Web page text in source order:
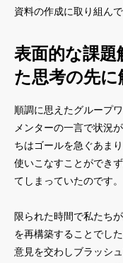
資料の作成に取り組んで
表面的な課
た思考の先
順調に思えたグループ
メンターの一言で状況
ちはゴールを急ぐあま
使いこなすことができ
てしまっていたのです。
限られた時間で私たち
を再構築することでし
意見を交わしブラッシ